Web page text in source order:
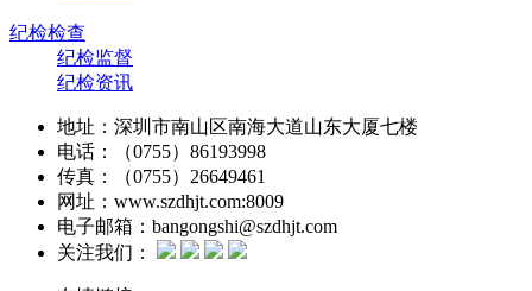
纪检检查
纪检监督
纪检资讯
地址：深圳市南山区南海大道山东大厦七楼
电话：（0755）86193998
传真：（0755）26649461
网址：www.szdhjt.com:8009
电子邮箱：bangongshi@szdhjt.com
关注我们：